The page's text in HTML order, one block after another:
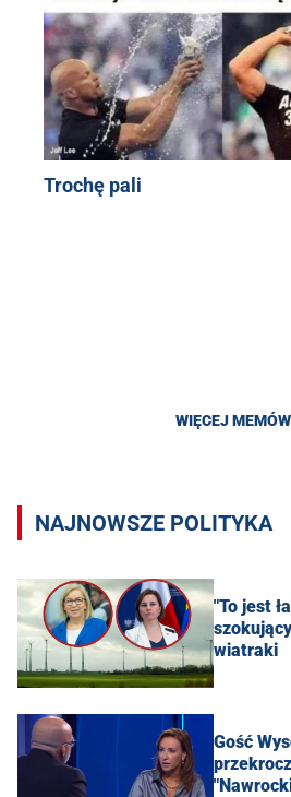
Trochę pali
WIĘCEJ MEMÓW
NAJNOWSZE POLITYKA
"To jest
wiatraki
Gość